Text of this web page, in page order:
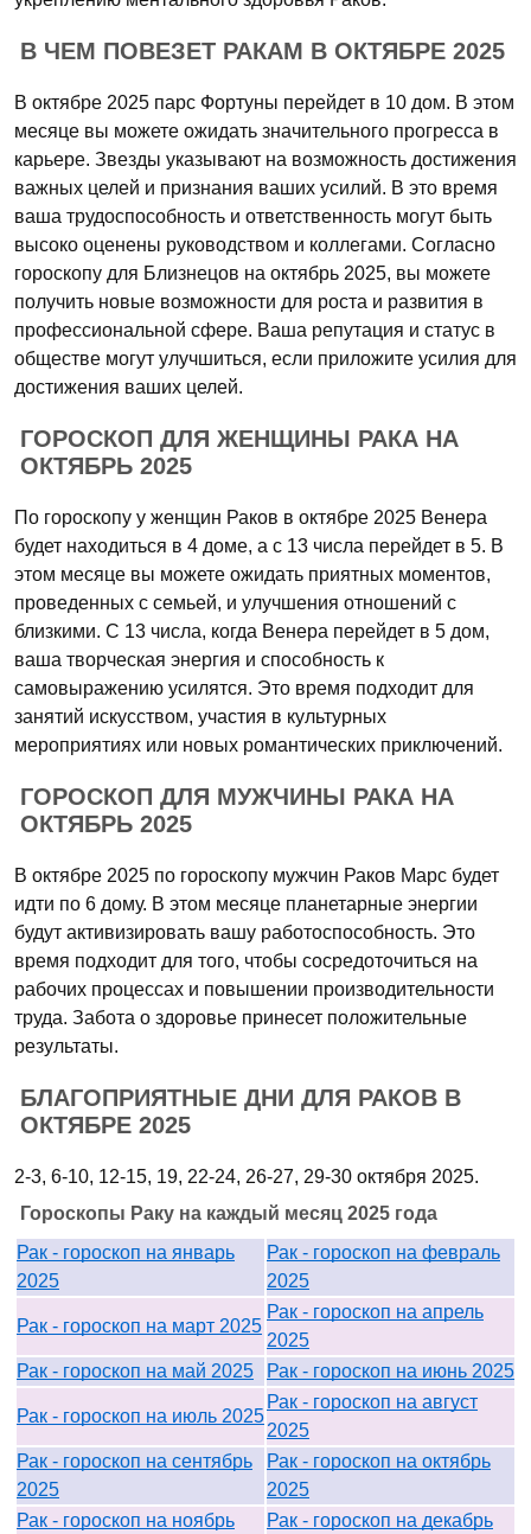
В ЧЕМ ПОВЕЗЕТ РАКАМ В ОКТЯБРЕ 2025
В октябре 2025 парс Фортуны перейдет в 10 дом. В этом
месяце вы можете ожидать значительного прогресса в
карьере. Звезды указывают на возможность достижения
важных целей и признания ваших усилий. В это время
ваша трудоспособность и ответственность могут быть
высоко оценены руководством и коллегами. Согласно
гороскопу для Близнецов на октябрь 2025, вы можете
получить новые возможности для роста и развития в
профессиональной сфере. Ваша репутация и статус в
обществе могут улучшиться, если приложите усилия для
достижения ваших целей.
ГОРОСКОП ДЛЯ ЖЕНЩИНЫ РАКА НА
ОКТЯБРЬ 2025
По гороскопу у женщин Раков в октябре 2025 Венера
будет находиться в 4 доме, а с 13 числа перейдет в 5. В
этом месяце вы можете ожидать приятных моментов,
проведенных с семьей, и улучшения отношений с
близкими. С 13 числа, когда Венера перейдет в 5 дом,
ваша творческая энергия и способность к
самовыражению усилятся. Это время подходит для
занятий искусством, участия в культурных
мероприятиях или новых романтических приключений.
ГОРОСКОП ДЛЯ МУЖЧИНЫ РАКА НА
ОКТЯБРЬ 2025
В октябре 2025 по гороскопу мужчин Раков Марс будет
идти по 6 дому. В этом месяце планетарные энергии
будут активизировать вашу работоспособность. Это
время подходит для того, чтобы сосредоточиться на
рабочих процессах и повышении производительности
труда. Забота о здоровье принесет положительные
результаты.
БЛАГОПРИЯТНЫЕ ДНИ ДЛЯ РАКОВ В
ОКТЯБРЕ 2025
2-3, 6-10, 12-15, 19, 22-24, 26-27, 29-30 октября 2025.
Гороскопы Раку на каждый месяц 2025 года
Рак - гороскоп на январь
2025
Рак - гороскоп на февраль
2025
Рак - гороскоп на март 2025
Рак - гороскоп на апрель
2025
Рак - гороскоп на май 2025
Рак - гороскоп на июнь 2025
Рак - гороскоп на июль 2025
Рак - гороскоп на август
2025
Рак - гороскоп на сентябрь
2025
Рак - гороскоп на октябрь
2025
Рак - гороскоп на ноябрь
Рак - гороскоп на декабрь